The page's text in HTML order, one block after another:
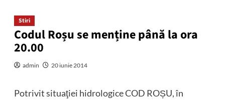
Stiri
Codul Roșu se menține până la ora
20.00
admin 20 iunie 2014
Potrivit situaţiei hidrologice COD ROȘU, în